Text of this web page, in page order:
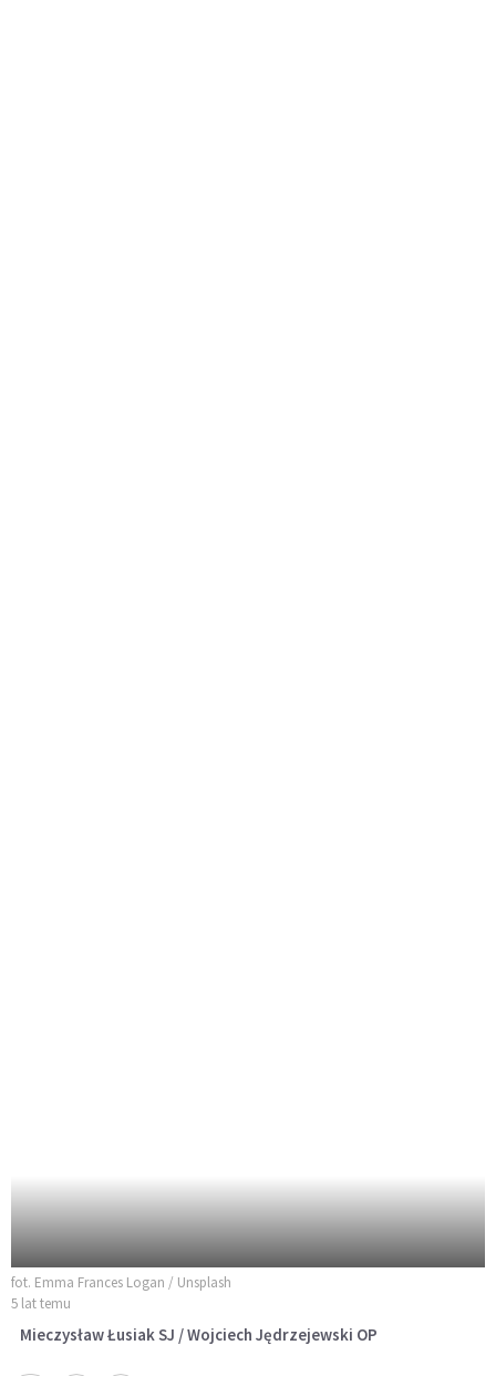
fot. Emma Frances Logan / Unsplash
5 lat temu
Mieczysław Łusiak SJ / Wojciech Jędrzejewski OP